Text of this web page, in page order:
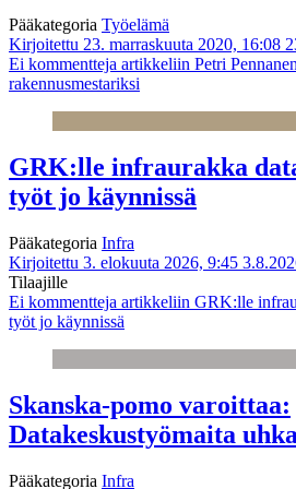
Pääkategoria Työelämä
Kirjoitettu 23. marraskuuta 2020, 16:08
Ei kommentteja artikkeliin Petri
rakennusmestariksi
GRK:lle infraurakka
työt jo käynnissä
Pääkategoria Infra
Kirjoitettu 3. elokuuta 2026, 9:45
Tilaajille
Ei kommentteja artikkeliin GRK:lle
työt jo käynnissä
Skanska-pomo varoittaa:
Datakeskustyömaita
Pääkategoria Infra